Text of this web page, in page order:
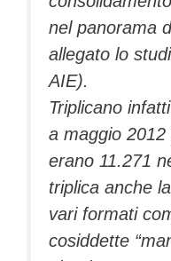
nel panorama
allegato lo
AIE).
Triplicano
a maggio
erano 11.271
triplica anche
vari formati
cosiddette